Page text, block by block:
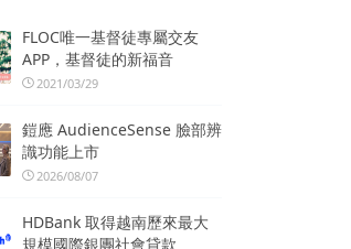
FLOC唯一基督徒專屬交友
APP，基督徒的新福音
2021/03/29
鎧應 AudienceSense 臉部辨
識功能上市
2026/08/07
HDBank 取得越南歷來最大
規模國際銀團社會貸款